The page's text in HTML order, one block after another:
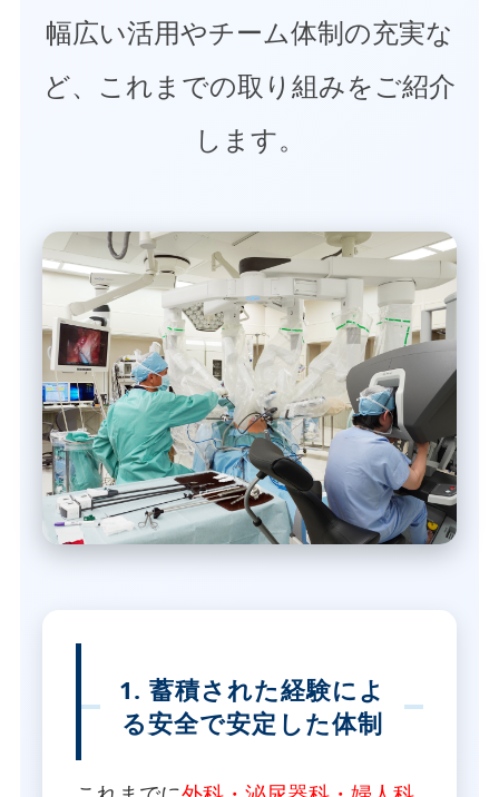
幅広い活用やチーム体制の充実な
ど、これまでの取り組みをご紹介
します。
1. 蓄積された経験によ
る安全で安定した体制